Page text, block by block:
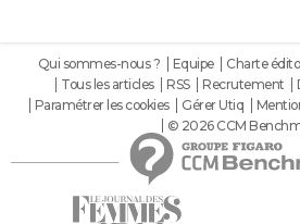
Qui sommes-nous ? Equipe Charte
Tous les articles
RSS Recrutement
Paramétrer les cookies
Gérer Utiq
© 2026 CCM